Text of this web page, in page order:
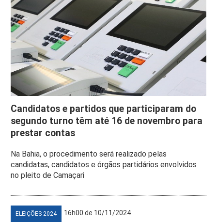
Candidatos e partidos que participaram do
segundo turno têm até 16 de novembro para
prestar contas
Na Bahia, o procedimento será realizado pelas
candidatas, candidatos e órgãos partidários envolvidos
no pleito de Camaçari
ELEIÇÕES 2024 16h00 de 10/11/2024